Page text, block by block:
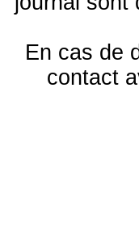
En cas de
contact